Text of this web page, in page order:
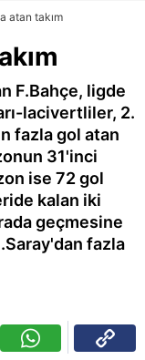
atan takım
F.Bahçe, ligde
lacivertliler, 2.
fazla gol atan
31'inci
ise 72 gol
kalan iki
geçmesine
fazla